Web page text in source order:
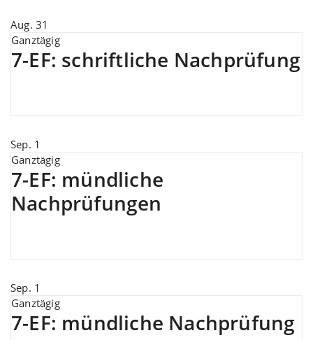
Aug. 31
Ganztägig
7-EF: schriftliche Nachprüfung
Sep. 1
Ganztägig
7-EF: mündliche
Nachprüfungen
Sep. 1
Ganztägig
7-EF: mündliche Nachprüfung